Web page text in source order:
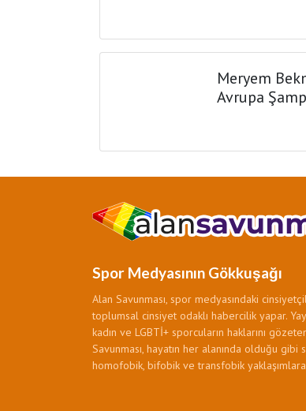
Meryem
Avrupa
Spor Medyasının Gökkuşağı
Alan Savunması, spor medyasındaki
toplumsal cinsiyet odaklı habercilik yapar.
kadın ve LGBTİ+ sporcuların haklarını
Savunması, hayatın her alanında olduğu gibi
homofobik, bifobik ve transfobik yaklaşımlara